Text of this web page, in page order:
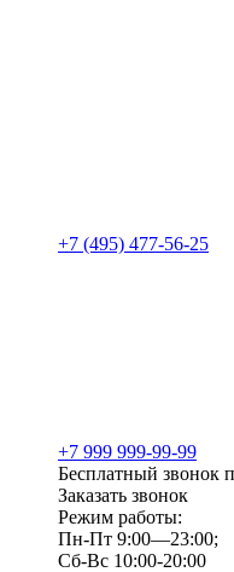
+7 (495) 477-56-25
+7 999 999-99-99
Бесплатный звонок
Заказать звонок
Режим работы:
Пн-Пт 9:00—23:00;
Сб-Вс 10:00-20:00